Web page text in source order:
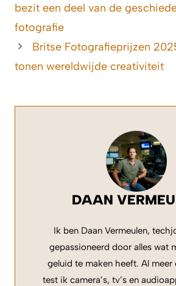
bezit een deel van de
fotografie
Britse Fotografieprijzen
tonen wereldwijde creativiteit
DAAN
Ik ben Daan Vermeulen,
gepassioneerd door alles wat
geluid te maken heeft. Al meer
test ik camera’s, tv’s en